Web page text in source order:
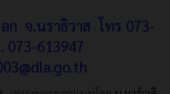
ก จ.นราธิวาส โทร 073-
073-613947